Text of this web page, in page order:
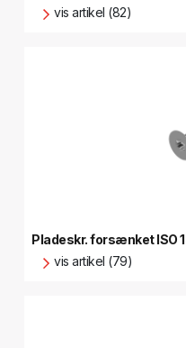
vis artikel (82)
Pladeskr. forsænket ISO
vis artikel (79)